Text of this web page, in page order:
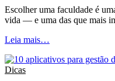
Escolher uma faculdade é
vida — e uma das que mais
Leia mais…
Dicas